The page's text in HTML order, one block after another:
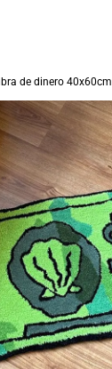
de dinero 40x60cm